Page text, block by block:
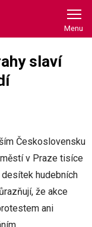
slaví
Československu
v Praze tisíce
desítek hudebních
že akce
ani